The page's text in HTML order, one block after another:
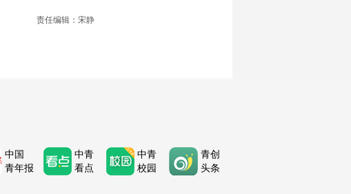
责任编辑：宋静
中国
青年报
中青
看点
中青
校园
青创
头条